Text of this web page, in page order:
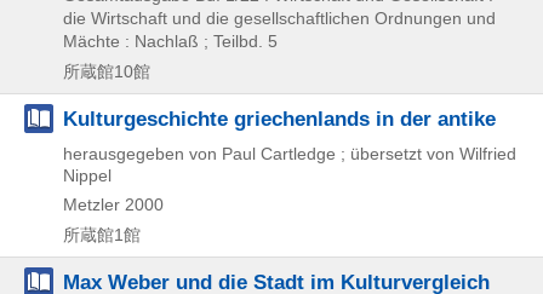
die Wirtschaft und die gesellschaftlichen Ordnungen und
Mächte : Nachlaß ; Teilbd. 5
所蔵館10館
Kulturgeschichte griechenlands in der antike
herausgegeben von Paul Cartledge ; übersetzt von Wilfried
Nippel
Metzler 2000
所蔵館1館
Max Weber und die Stadt im Kulturvergleich